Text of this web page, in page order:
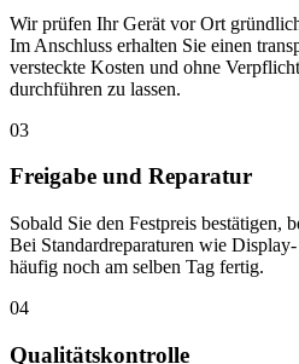
Wir prüfen Ihr Gerät vor Ort
Im Anschluss erhalten Sie einen
versteckte Kosten und ohne
durchführen zu lassen.
03
Freigabe und Reparatur
Sobald Sie den Festpreis bestätigen,
Bei Standardreparaturen wie
häufig noch am selben Tag fertig.
04
Qualitätskontrolle